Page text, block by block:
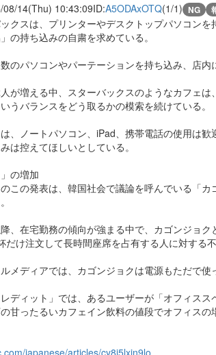
08/14(Thu) 10:43:09ID:A5ODAxOTQ(1/1) NG
クスは、プリンターやデスクトップパソコンを
の持ち込みの自粛を求めている。
のパソコンやパーテーションを持ち込み、店内
が増える中、スターバックスのようなカフェ
うバランスをどう取るかの模索を続けている。
、ノートパソコン、iPad、携帯電話の使用は
は控えてほしいとしている。
の増加
この発表は、韓国社会で議論を呼んでいる「
、在宅勤務の傾向が強まる中で、カゴンジョ
だけ注文して長時間座席を占有する人に対する不
メディアでは、カゴンジョクは電源もただで使
ディット」では、あるユーザーが「オフィス
甘ったるいカフェイン飲料の値段でオフィス
japanese/articles/cy8j5lxjn9lo